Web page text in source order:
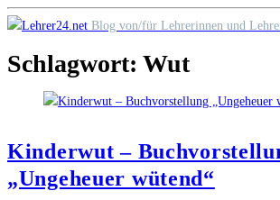
Skip
content
Blog von/für Lehrerinnen und
Schlagwort: Wut
Kinderwut –
„Ungeheuer wütend“